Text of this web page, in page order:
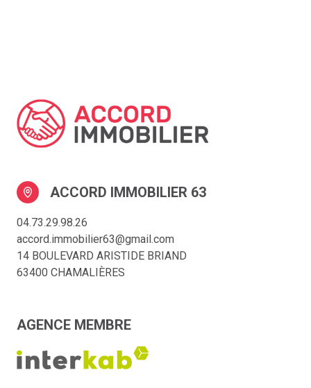
ACCORD IMMOBILIER 63
04.73.29.98.26
accord.immobilier63@gmail.com
14 BOULEVARD ARISTIDE BRIAND
63400 CHAMALIÈRES
AGENCE MEMBRE